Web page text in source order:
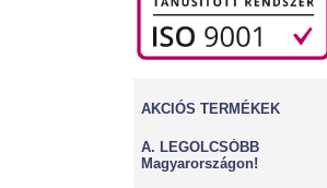
AKCIÓS TERMÉKEK
A. LEGOLCSÓBB
Magyarországon!